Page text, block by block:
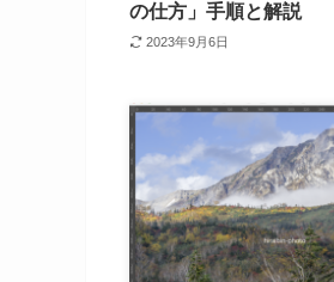
の仕方」手順と解説
2023年9月6日